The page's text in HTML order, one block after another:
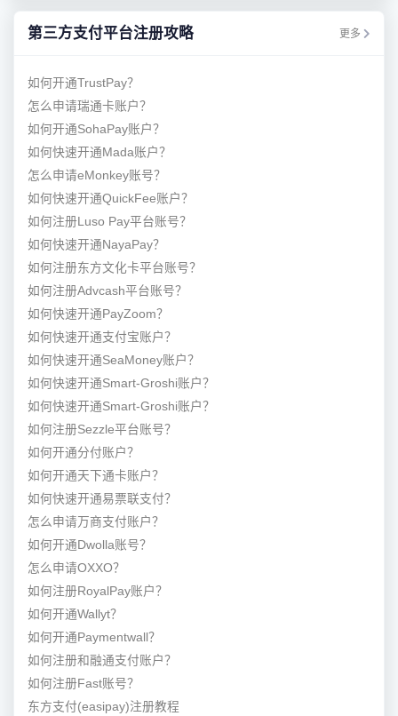
第三方支付平台注册攻略 更多
如何开通TrustPay？
怎么申请瑞通卡账户？
如何开通SohaPay账户？
如何快速开通Mada账户？
怎么申请eMonkey账号？
如何快速开通QuickFee账户？
如何注册Luso Pay平台账号？
如何快速开通NayaPay？
如何注册东方文化卡平台账号？
如何注册Advcash平台账号？
如何快速开通PayZoom？
如何快速开通支付宝账户？
如何快速开通SeaMoney账户？
如何快速开通Smart-Groshi账户？
如何快速开通Smart-Groshi账户？
如何注册Sezzle平台账号？
如何开通分付账户？
如何开通天下通卡账户？
如何快速开通易票联支付？
怎么申请万商支付账户？
如何开通Dwolla账号？
怎么申请OXXO？
如何注册RoyalPay账户？
如何开通Wallyt？
如何开通Paymentwall？
如何注册和融通支付账户？
如何注册Fast账号？
东方支付(easipay)注册教程